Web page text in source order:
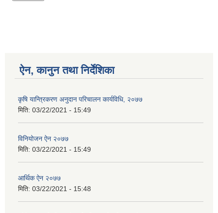
ऐन, कानुन तथा निर्देशिका
कृषि यान्त्रिकरण अनुदान परिचालन कार्यविधि, २०७७
मिति: 03/22/2021 - 15:49
विनियोजन ऐन २०७७
मिति: 03/22/2021 - 15:49
आर्थिक ऐन २०७७
मिति: 03/22/2021 - 15:48